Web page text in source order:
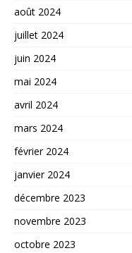
août 2024
juillet 2024
juin 2024
mai 2024
avril 2024
mars 2024
février 2024
janvier 2024
décembre 2023
novembre 2023
octobre 2023